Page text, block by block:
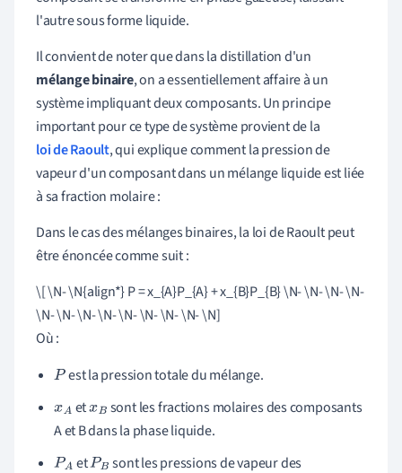
l'autre sous forme liquide.
Il convient de noter que dans la distillation d'un
mélange binaire, on a essentiellement affaire à un
système impliquant deux composants. Un principe
important pour ce type de système provient de la
loi de Raoult, qui explique comment la pression de
vapeur d'un composant dans un mélange liquide est liée
à sa fraction molaire :
Dans le cas des mélanges binaires, la loi de Raoult peut
être énoncée comme suit :
\[ \N- \N{align*} P = x_{A}P_{A} + x_{B}P_{B} \N- \N- \N- \N-
\N- \N- \N- \N- \N- \N- \N- \N- \N]
Où :
P est la pression totale du mélange.
xA etxB sont les fractions molaires des composants
A et B dans la phase liquide.
PA etPB sont les pressions de vapeur des